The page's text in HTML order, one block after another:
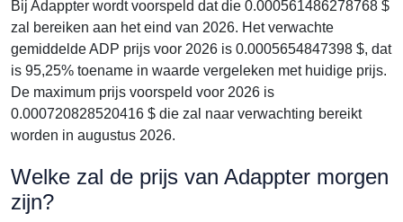
Bij Adappter wordt voorspeld dat die 0.000561486278768 $
zal bereiken aan het eind van 2026. Het verwachte
gemiddelde ADP prijs voor 2026 is 0.0005654847398 $, dat
is 95,25% toename in waarde vergeleken met huidige prijs.
De maximum prijs voorspeld voor 2026 is
0.000720828520416 $ die zal naar verwachting bereikt
worden in augustus 2026.
Welke zal de prijs van Adappter morgen
zijn?